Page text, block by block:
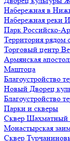
Набережная в
Набережная реки
Парк Российско-
Территория
Торговый центр
Армянская
Маштоца
Благоустройство
Нoвый Двoрeц
Благоустройство
Парки и скверы
Сквер Шахматный
Монастырская
Сквер